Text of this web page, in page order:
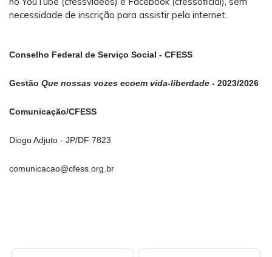
necessidade de inscrição para assistir pela internet.
Conselho Federal de Serviço Social - CFESS
Gestão Que nossas vozes ecoem vida-liberdade - 2023/2026
Comunicação/CFESS
Diogo Adjuto - JP/DF 7823
comunicacao@cfess.org.br